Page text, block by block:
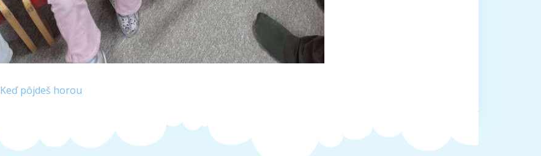
Keď pôjdeš horou